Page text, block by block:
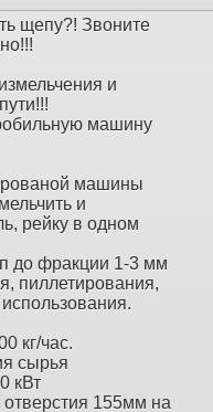
щепу?! Звоните
и
машину
машины
и
рейку в одном
до фракции 1-3 мм
пиллетирования,
кг/час.
сырья
кВт
155мм на